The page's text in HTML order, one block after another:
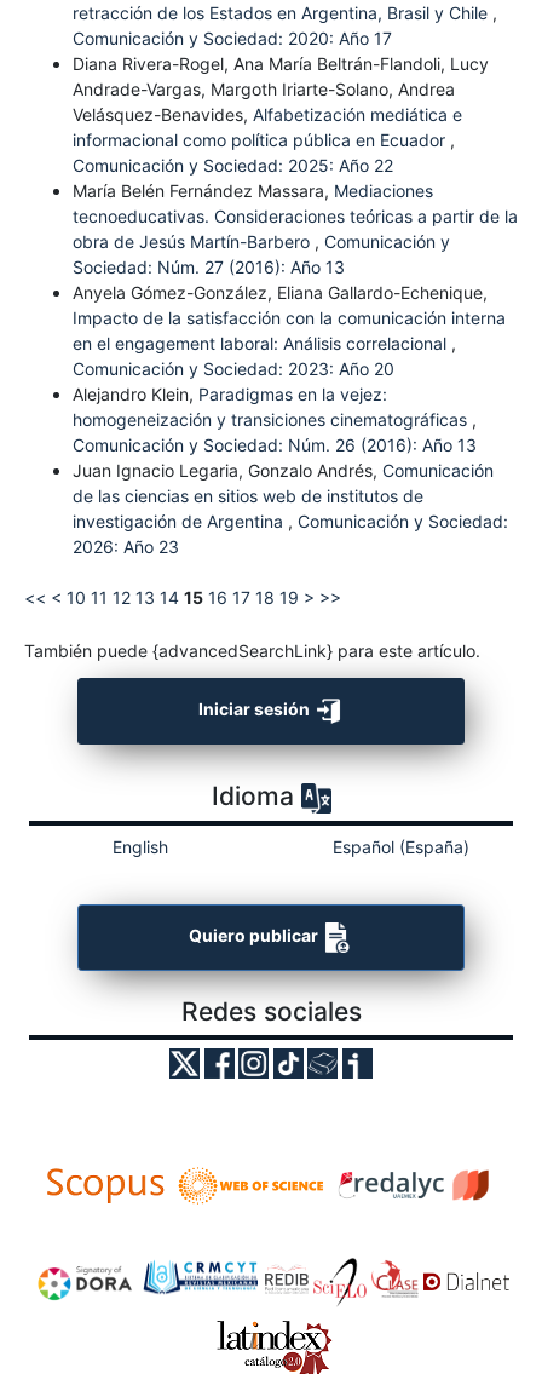
retracción de los Estados en Argentina, Brasil y Chile ,
Comunicación y Sociedad: 2020: Año 17
Diana Rivera-Rogel, Ana María Beltrán-Flandoli, Lucy
Andrade-Vargas, Margoth Iriarte-Solano, Andrea
Velásquez-Benavides, Alfabetización mediática e
informacional como política pública en Ecuador ,
Comunicación y Sociedad: 2025: Año 22
María Belén Fernández Massara, Mediaciones
tecnoeducativas. Consideraciones teóricas a partir de la
obra de Jesús Martín-Barbero , Comunicación y
Sociedad: Núm. 27 (2016): Año 13
Anyela Gómez-González, Eliana Gallardo-Echenique,
Impacto de la satisfacción con la comunicación interna
en el engagement laboral: Análisis correlacional ,
Comunicación y Sociedad: 2023: Año 20
Alejandro Klein, Paradigmas en la vejez:
homogeneización y transiciones cinematográficas ,
Comunicación y Sociedad: Núm. 26 (2016): Año 13
Juan Ignacio Legaria, Gonzalo Andrés, Comunicación
de las ciencias en sitios web de institutos de
investigación de Argentina , Comunicación y Sociedad:
2026: Año 23
<< < 10 11 12 13 14 15 16 17 18 19 > >>
También puede {advancedSearchLink} para este artículo.
Iniciar sesión
Idioma
English Español (España)
Quiero publicar
Redes sociales